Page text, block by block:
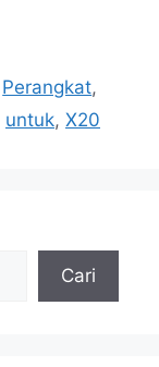
Perangkat,
untuk, X20
Cari